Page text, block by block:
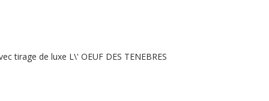
tirage de luxe L\' OEUF DES TENEBRES